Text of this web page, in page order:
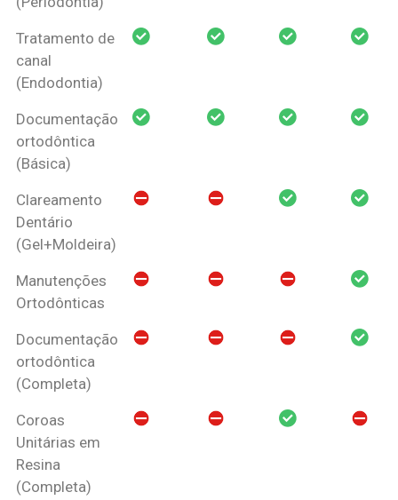
Tratamento de
canal
(Endodontia)
Documentação
ortodôntica
(Básica)
Clareamento
Dentário
(Gel+Moldeira)
Manutenções
Ortodônticas
Documentação
ortodôntica
(Completa)
Coroas
Unitárias em
Resina
(Completa)